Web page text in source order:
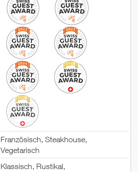
Französisch, Steakhouse,
Vegetarisch
Klassisch, Rustikal,